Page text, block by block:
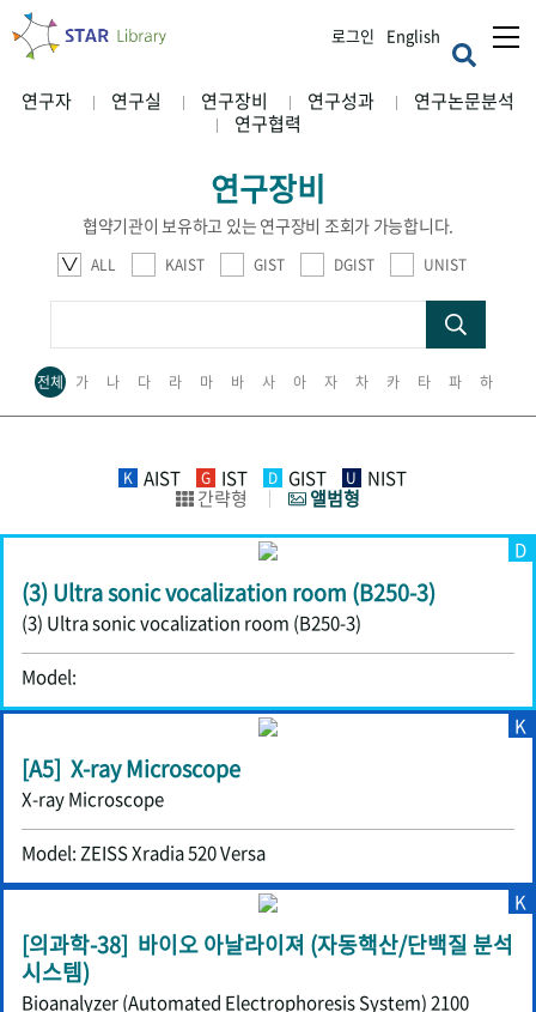
로그인 English
연구자 연구실 연구장비 연구성과
연구논문분석
연구협력
연구장비
협약기관이 보유하고 있는 연구장비 조회가 가능합니다.
ALL KAIST GIST DGIST UNIST
전체 가 나 다 라 마 바 사 아 자 차 카 타 파 하
K AIST G IST D GIST U NIST
간략형 앨범형
(3) Ultra sonic vocalization room (B250-3)
(3) Ultra sonic vocalization room (B250-3)
Model:
D
[A5] X-ray Microscope
X-ray Microscope
Model: ZEISS Xradia 520 Versa
K
[의과학-38] 바이오 아날라이져 (자동핵산/단백질 분석
시스템)
Bioanalyzer (Automated Electrophoresis System) 2100
K